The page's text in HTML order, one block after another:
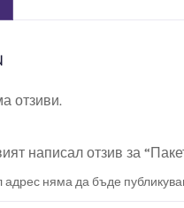
отзиви.
написал отзив за
няма да бъде